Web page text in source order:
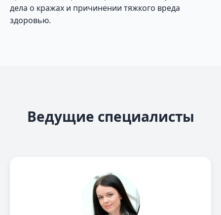
дела о кражах и причинении тяжкого вреда
здоровью.
Ведущие специалисты